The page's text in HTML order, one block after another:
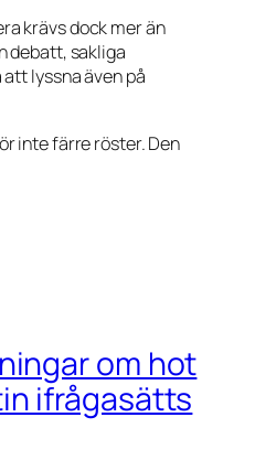
krävs dock mer än
debatt, sakliga
lyssna även på
inte färre röster. Den
om hot
ifrågasätts